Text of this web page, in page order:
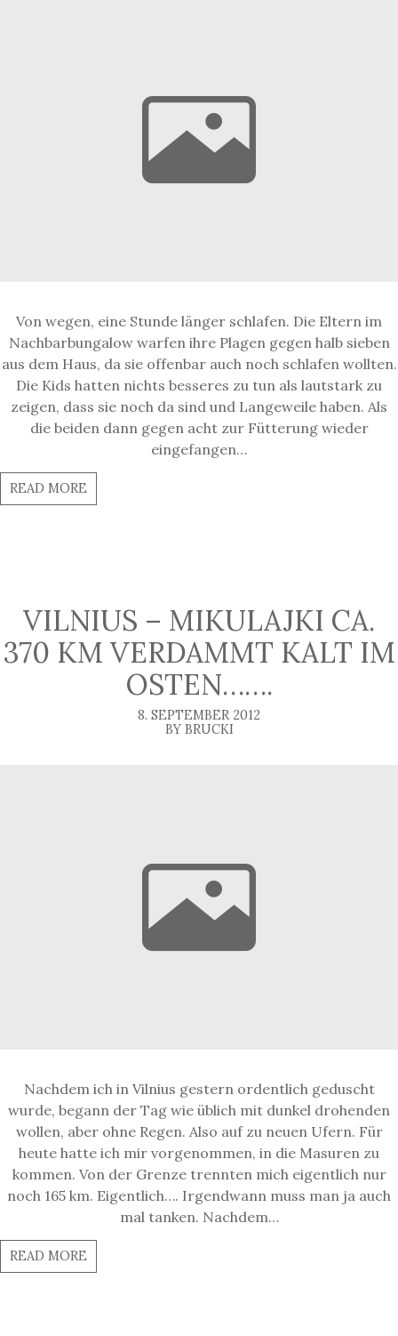
Von wegen, eine Stunde länger schlafen. Die Eltern im
Nachbarbungalow warfen ihre Plagen gegen halb sieben
aus dem Haus, da sie offenbar auch noch schlafen wollten.
Die Kids hatten nichts besseres zu tun als lautstark zu
zeigen, dass sie noch da sind und Langeweile haben. Als
die beiden dann gegen acht zur Fütterung wieder
eingefangen…
READ MORE
VILNIUS – MIKULAJKI CA.
370 KM VERDAMMT KALT IM
OSTEN…….
8. SEPTEMBER 2012
BY BRUCKI
Nachdem ich in Vilnius gestern ordentlich geduscht
wurde, begann der Tag wie üblich mit dunkel drohenden
wollen, aber ohne Regen. Also auf zu neuen Ufern. Für
heute hatte ich mir vorgenommen, in die Masuren zu
kommen. Von der Grenze trennten mich eigentlich nur
noch 165 km. Eigentlich…. Irgendwann muss man ja auch
mal tanken. Nachdem…
READ MORE